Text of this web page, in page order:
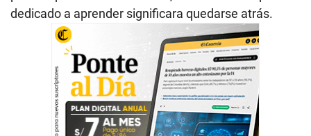
dedicado a aprender significara quedarse atrás.